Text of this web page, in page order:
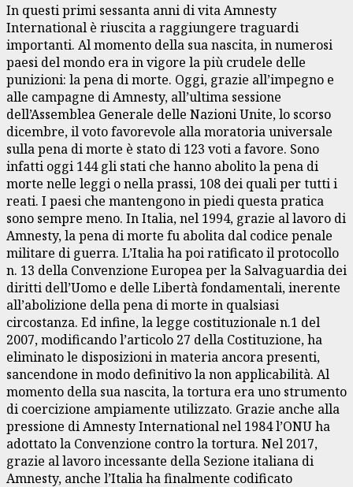
In questi primi sessanta anni di vita Amnesty
International è riuscita a raggiungere traguardi
importanti. Al momento della sua nascita, in numerosi
paesi del mondo era in vigore la più crudele delle
punizioni: la pena di morte. Oggi, grazie all’impegno e
alle campagne di Amnesty, all’ultima sessione
dell’Assemblea Generale delle Nazioni Unite, lo scorso
dicembre, il voto favorevole alla moratoria universale
sulla pena di morte è stato di 123 voti a favore. Sono
infatti oggi 144 gli stati che hanno abolito la pena di
morte nelle leggi o nella prassi, 108 dei quali per tutti i
reati. I paesi che mantengono in piedi questa pratica
sono sempre meno. In Italia, nel 1994, grazie al lavoro di
Amnesty, la pena di morte fu abolita dal codice penale
militare di guerra. L’Italia ha poi ratificato il protocollo
n. 13 della Convenzione Europea per la Salvaguardia dei
diritti dell’Uomo e delle Libertà fondamentali, inerente
all’abolizione della pena di morte in qualsiasi
circostanza. Ed infine, la legge costituzionale n.1 del
2007, modificando l’articolo 27 della Costituzione, ha
eliminato le disposizioni in materia ancora presenti,
sancendone in modo definitivo la non applicabilità. Al
momento della sua nascita, la tortura era uno strumento
di coercizione ampiamente utilizzato. Grazie anche alla
pressione di Amnesty International nel 1984 l’ONU ha
adottato la Convenzione contro la tortura. Nel 2017,
grazie al lavoro incessante della Sezione italiana di
Amnesty, anche l’Italia ha finalmente codificato